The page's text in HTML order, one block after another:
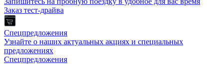
Заказ тест-драйва
Спецпредложения
Узнайте о наших актуальных акциях и специальных
предложениях
Спецпредложения